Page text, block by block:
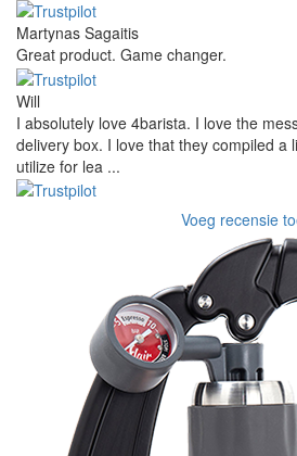
Martynas Sagaitis
Great product. Game changer.
Will
I absolutely love 4barista. I love the
delivery box. I love that they compiled a
utilize for lea ...
Voeg recensie